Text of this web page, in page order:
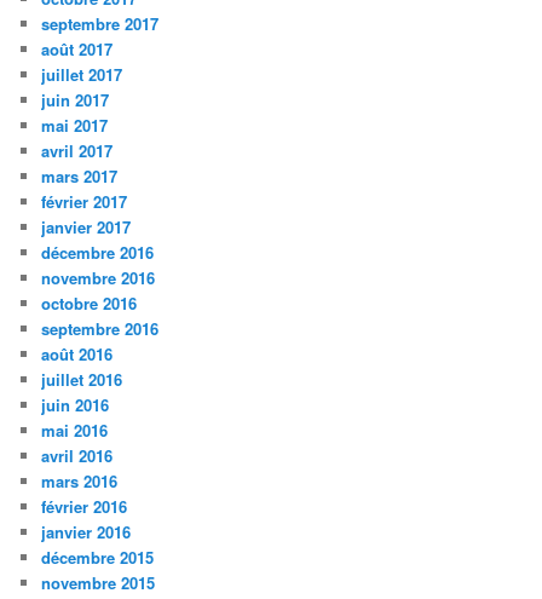
septembre 2017
août 2017
juillet 2017
juin 2017
mai 2017
avril 2017
mars 2017
février 2017
janvier 2017
décembre 2016
novembre 2016
octobre 2016
septembre 2016
août 2016
juillet 2016
juin 2016
mai 2016
avril 2016
mars 2016
février 2016
janvier 2016
décembre 2015
novembre 2015